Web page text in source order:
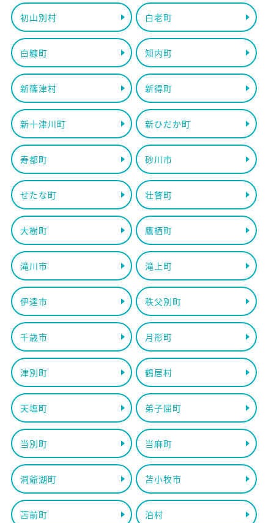
初山別村 白老町
白糠町 知内町
新篠津村 新得町
新十津川町 新ひだか町
寿都町 砂川市
せたな町 壮瞥町
大樹町 鷹栖町
滝川市 滝上町
伊達市 秩父別町
千歳市 月形町
津別町 鶴居村
天塩町 弟子屈町
当別町 当麻町
洞爺湖町 苫小牧市
苫前町 泊村